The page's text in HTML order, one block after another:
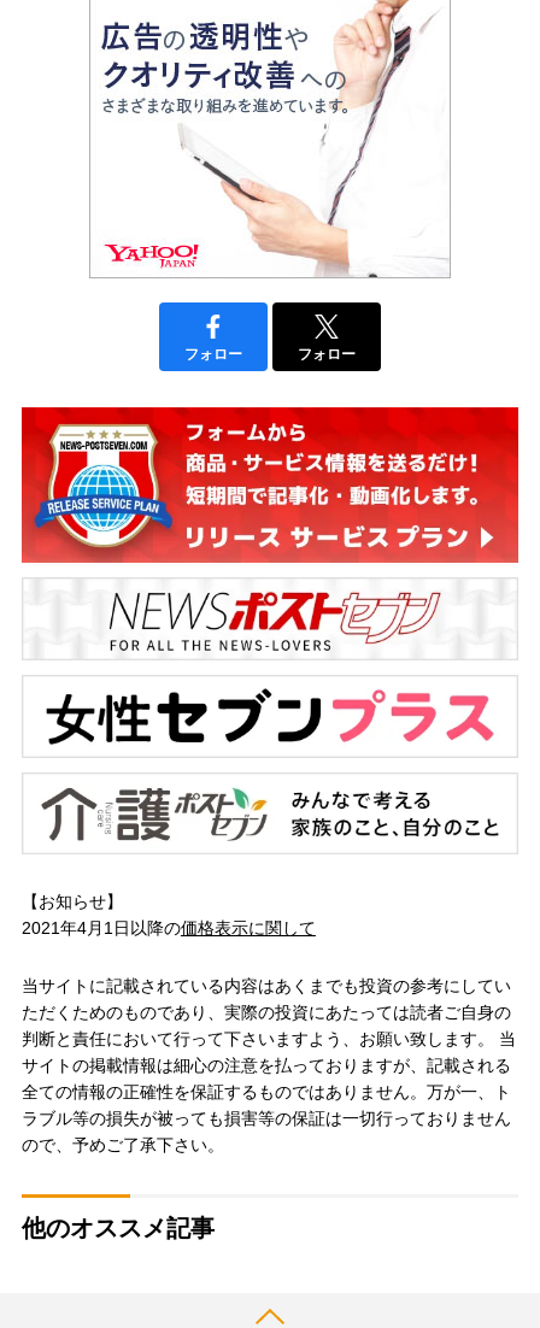
フォロー フォロー
【お知らせ】
2021年4月1日以降の価格表示に関して
当サイトに記載されている内容はあくまでも投資の参考にしてい
ただくためのものであり、実際の投資にあたっては読者ご自身の
判断と責任において行って下さいますよう、お願い致します。 当
サイトの掲載情報は細心の注意を払っておりますが、記載される
全ての情報の正確性を保証するものではありません。万が一、ト
ラブル等の損失が被っても損害等の保証は一切行っておりません
ので、予めご了承下さい。
他のオススメ記事